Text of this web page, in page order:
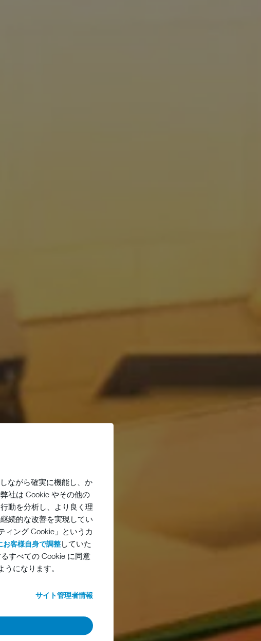
ながら確実に機能し、か
社は Cookie やその他の
動を分析し、より良く理
続的な改善を実現してい
ィング Cookie」というカ
客様自身で調整していた
すべての Cookie に同意
になります。
サイト管理者情報